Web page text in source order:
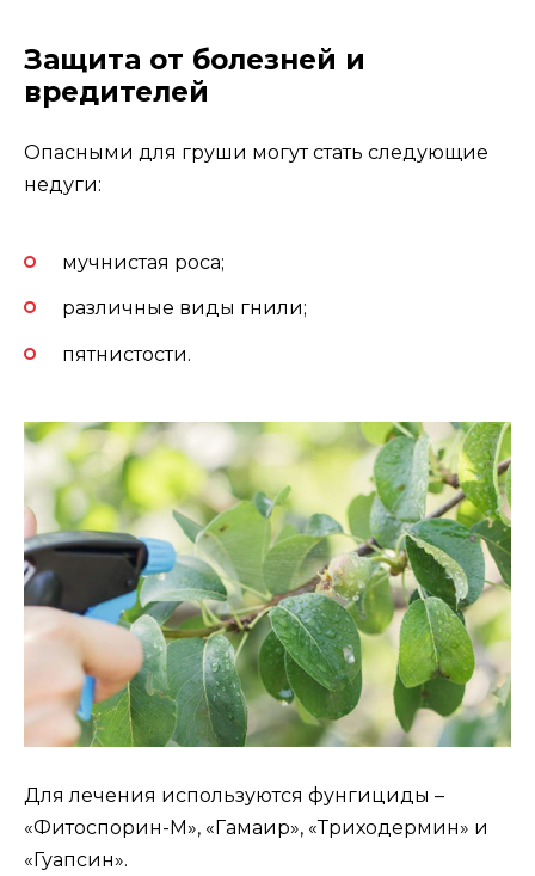
Защита от болезней и
вредителей
Опасными для груши могут стать следующие
недуги:
мучнистая роса;
различные виды гнили;
пятнистости.
Для лечения используются фунгициды –
«Фитоспорин-М», «Гамаир», «Триходермин» и
«Гуапсин».